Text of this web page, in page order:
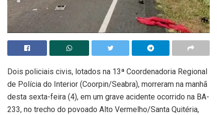
Dois policiais civis, lotados na 13ª Coordenadoria Regional
de Polícia do Interior (Coorpin/Seabra), morreram na manhã
desta sexta-feira (4), em um grave acidente ocorrido na BA-
233, no trecho do povoado Alto Vermelho/Santa Quitéria,